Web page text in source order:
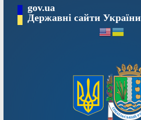
вмісту
gov.ua
Державні сайти України